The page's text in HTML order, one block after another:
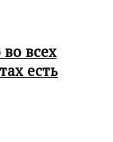
всех
есть